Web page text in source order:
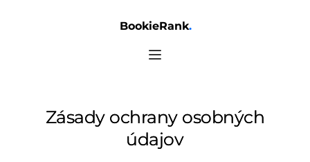
BookieRank.
Zásady ochrany osobných
údajov